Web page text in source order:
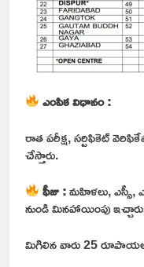
ఎంపిక విధానం :
రాత పరీక్ష, సర్టిఫికెట్
చేస్తారు.
ఫీజు :మహిళలు, ఎస్సీ,
నుండి మినహాయింపు
మిగిలిన వారు 25